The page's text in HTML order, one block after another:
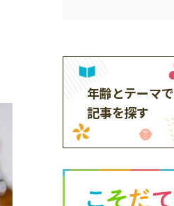
年齢とテーマで
記事を探す